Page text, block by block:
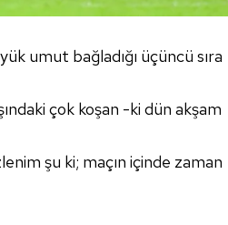
umut bağladığı üçüncü sıra
çok koşan -ki dün akşam
şu ki; maçın içinde zaman